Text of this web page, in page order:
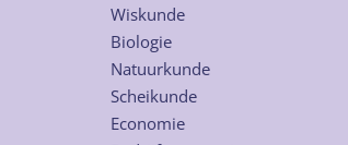
Wiskunde
Biologie
Natuurkunde
Scheikunde
Economie